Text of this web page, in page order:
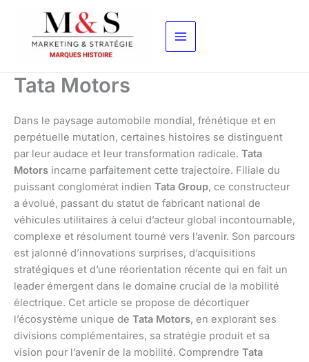
contenu
Tata Motors
Dans le paysage automobile mondial, frénétique et en
perpétuelle mutation, certaines histoires se distinguent
par leur audace et leur transformation radicale. Tata
Motors incarne parfaitement cette trajectoire. Filiale du
puissant conglomérat indien Tata Group, ce constructeur
a évolué, passant du statut de fabricant national de
véhicules utilitaires à celui d’acteur global incontournable,
complexe et résolument tourné vers l’avenir. Son parcours
est jalonné d’innovations surprises, d’acquisitions
stratégiques et d’une réorientation récente qui en fait un
leader émergent dans le domaine crucial de la mobilité
électrique. Cet article se propose de décortiquer
l’écosystème unique de Tata Motors, en explorant ses
divisions complémentaires, sa stratégie produit et sa
vision pour l’avenir de la mobilité. Comprendre Tata